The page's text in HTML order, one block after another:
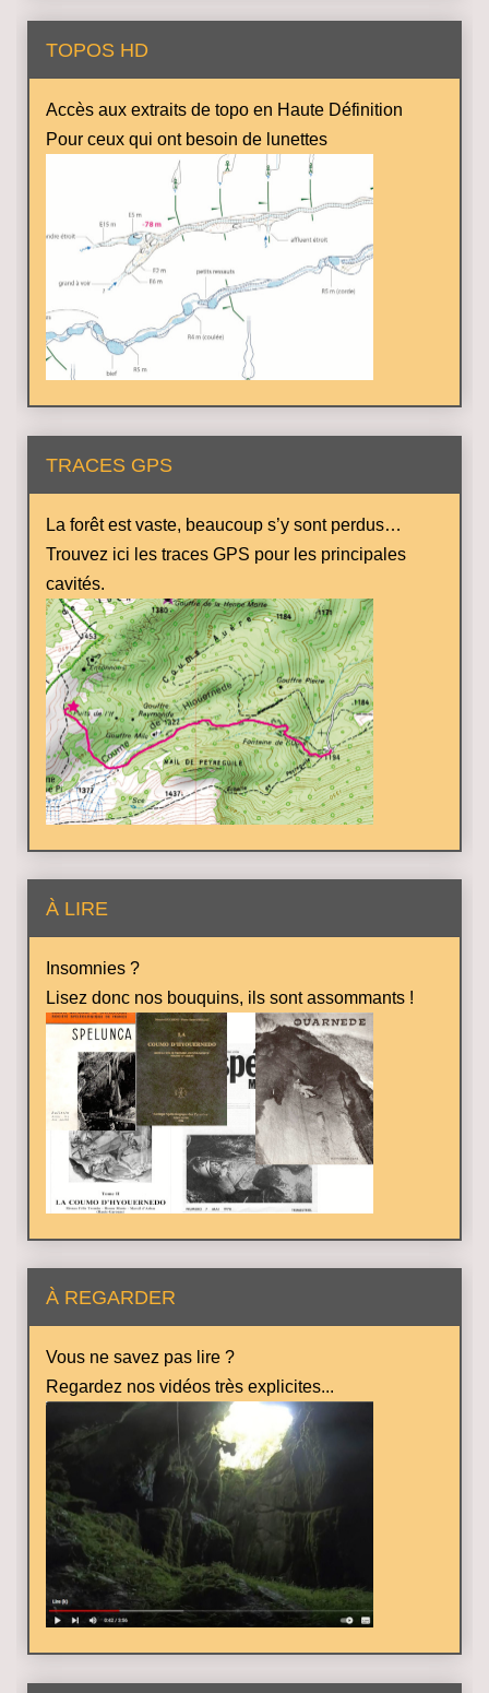
TOPOS HD
Accès aux extraits de topo en Haute Définition
Pour ceux qui ont besoin de lunettes
TRACES GPS
La forêt est vaste, beaucoup s’y sont perdus…
Trouvez ici les traces GPS pour les principales
cavités.
À LIRE
Insomnies ?
Lisez donc nos bouquins, ils sont assommants !
À REGARDER
Vous ne savez pas lire ?
Regardez nos vidéos très explicites...